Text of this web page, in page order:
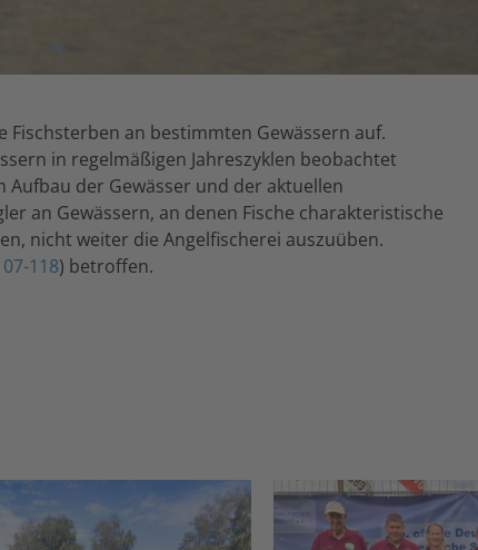
an bestimmten Gewässern auf.
in regelmäßigen Jahreszyklen beobachtet
der Gewässer und der aktuellen
an Gewässern, an denen Fische charakteristische
nicht weiter die Angelfischerei auszuüben.
07-118) betroffen.